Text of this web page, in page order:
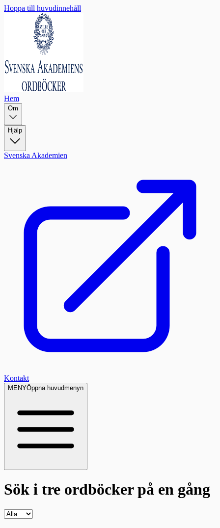
Hoppa till huvudinnehåll
Hem
Om
Hjälp
Svenska Akademien
Kontakt
MENYÖppna huvudmenyn
Sök i tre ordböckerpå en gång